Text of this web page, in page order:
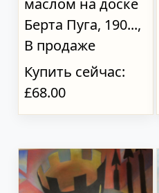
Берта Пуга, 190...,
В продаже
Купить сейчас:
£68.00